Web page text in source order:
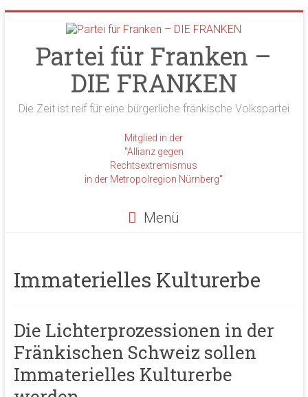
springenPartei für Franken –
DIE FRANKEN
Die Zeit ist reif für eine bürgerliche fränkische Volkspartei
Mitglied in der
"Allianz gegen
Rechtsextremismus
in der Metropolregion Nürnberg"
Menü
Immaterielles Kulturerbe
Die Lichterprozessionen in der
Fränkischen Schweiz sollen
Immaterielles Kulturerbe